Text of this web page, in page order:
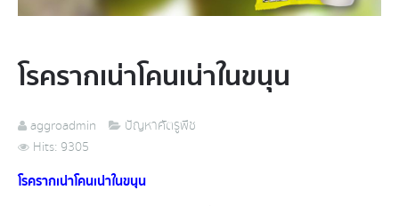
โรครากเน่า​โคน​เน่า​ในขนุน
aggroadmin
ปัญหาศัตรูพืช
Hits: 9305
โรครากเน่า​โคน​เน่า​ในขนุน